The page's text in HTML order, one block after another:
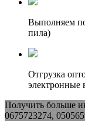
Выполняем
пила)
Отгрузка
электронные
Получить больше
0675723274,